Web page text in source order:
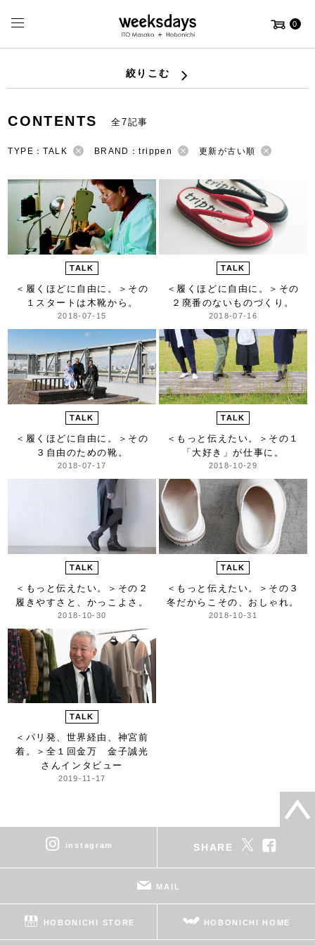
0
絞りこむ
CONTENTS 全7記事
TYPE：TALK BRAND：trippen 更新が古い順
TALK
＜履くほどに自由に。＞ その
１スタートは木靴から。
2018-07-15
TALK
＜履くほどに自由に。＞ その
２廃番のないものづくり。
2018-07-16
TALK
＜履くほどに自由に。＞ その
３自由のための靴。
2018-07-17
TALK
＜もっと伝えたい。＞ その１
「大好き」が仕事に。
2018-10-29
TALK
＜もっと伝えたい。＞ その２
履きやすさと、かっこよさ。
2018-10-30
TALK
＜もっと伝えたい。＞ その３
冬だからこその、おしゃれ。
2018-10-31
TALK
＜パリ発、世界経由、神宮前
着。＞ 全１回金万 金子誠光
さんインタビュー
2019-11-17
instagram SHARE
MAIL
HOBONICHI STORE HOBONICHI HOME